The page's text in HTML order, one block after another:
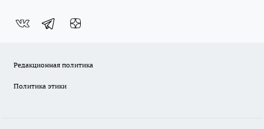
Редакционная политика
Политика этики